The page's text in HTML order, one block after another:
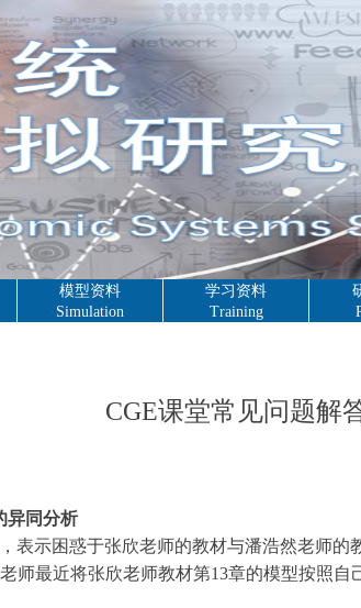
模型资料 学习资料
Simulation Training
CGE课堂常见问题解
异同分析
表示困惑于张欣老师的教材与潘浩然老师
师最近将张欣老师教材第13章的模型按照